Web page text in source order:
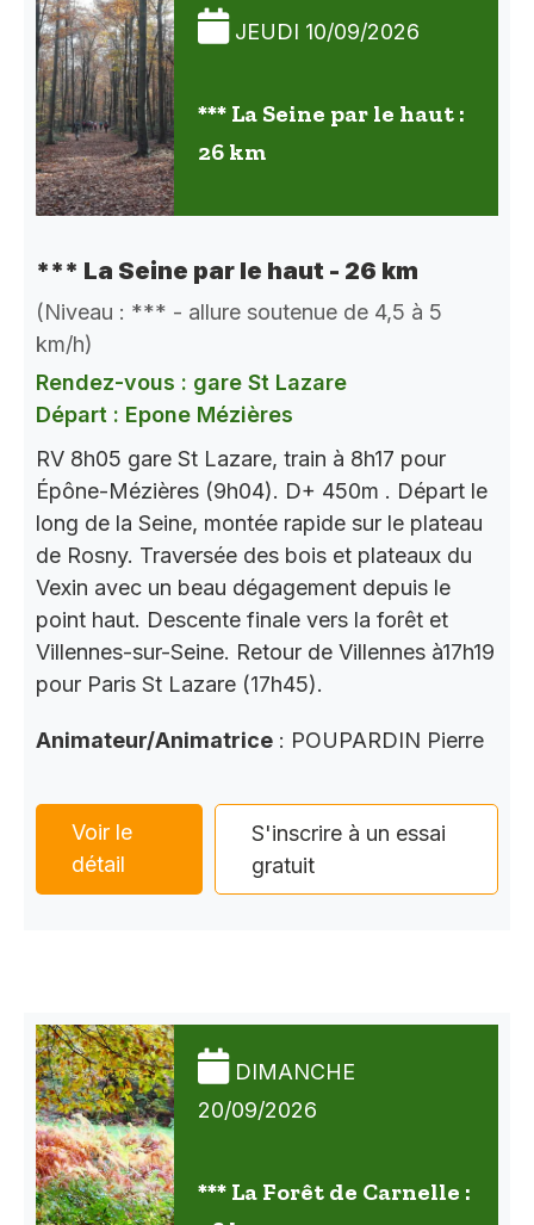
JEUDI 10/09/2026
*** La Seine par le haut :
26 km
*** La Seine par le haut - 26 km
(Niveau : *** - allure soutenue de 4,5 à 5
km/h)
Rendez-vous : gare St Lazare
Départ : Epone Mézières
RV 8h05 gare St Lazare, train à 8h17 pour
Épône-Mézières (9h04). D+ 450m . Départ le
long de la Seine, montée rapide sur le plateau
de Rosny. Traversée des bois et plateaux du
Vexin avec un beau dégagement depuis le
point haut. Descente finale vers la forêt et
Villennes-sur-Seine. Retour de Villennes à17h19
pour Paris St Lazare (17h45).
Animateur/Animatrice : POUPARDIN Pierre
Voir le
détail
S'inscrire à un essai
gratuit
DIMANCHE
20/09/2026
*** La Forêt de Carnelle :